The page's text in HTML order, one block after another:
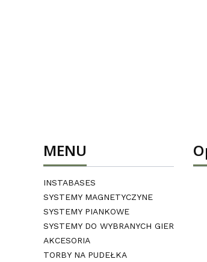
MENU
INSTABASES
SYSTEMY MAGNETYCZYNE
SYSTEMY PIANKOWE
SYSTEMY DO WYBRANYCH GIER
AKCESORIA
TORBY NA PUDEŁKA